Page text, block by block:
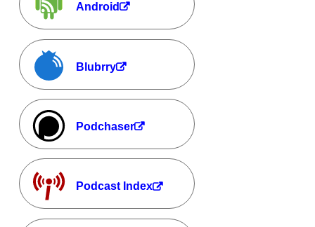
Android
Blubrry
Podchaser
Podcast Index